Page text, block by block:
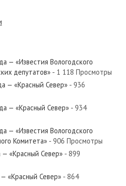
от ноября 1983 года —
от апреля 1944 года —
Север»
от июня 1963 года —
— «Известия Вологодского
депутатов» - 1 118 Просмотры
— «Красный Север» - 936
— «Красный Север» - 934
— «Известия Вологодского
Комитета» - 906 Просмотры
«Красный Север» - 899
«Красный Север» - 864